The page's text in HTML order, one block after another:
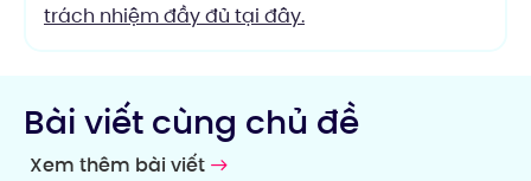
trách nhiệm đầy đủ tại đây.
Bài viết cùng chủ đề
Xem thêm bài viết